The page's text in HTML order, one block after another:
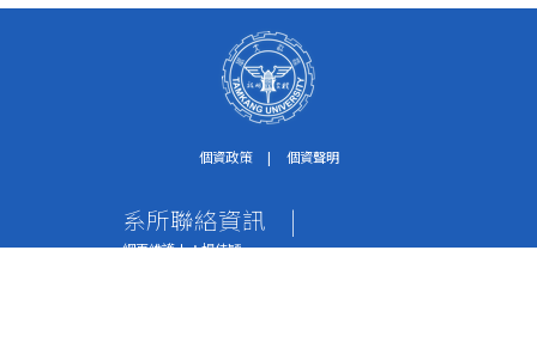
個資政策 | 個資聲明
系所聯絡資訊 |
網頁維護人：楊佳穎